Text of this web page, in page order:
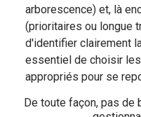
arborescence) et, là
(prioritaires ou longue
d'identifier clairement
essentiel de choisir
appropriés pour se
De toute façon, pas de